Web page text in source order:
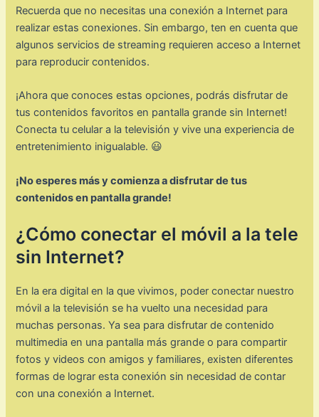
Recuerda que no necesitas una conexión a Internet para
realizar estas conexiones. Sin embargo, ten en cuenta que
algunos servicios de streaming requieren acceso a Internet
para reproducir contenidos.
¡Ahora que conoces estas opciones, podrás disfrutar de
tus contenidos favoritos en pantalla grande sin Internet!
Conecta tu celular a la televisión y vive una experiencia de
entretenimiento inigualable. 😃
¡No esperes más y comienza a disfrutar de tus
contenidos en pantalla grande!
¿Cómo conectar el móvil a la tele
sin Internet?
En la era digital en la que vivimos, poder conectar nuestro
móvil a la televisión se ha vuelto una necesidad para
muchas personas. Ya sea para disfrutar de contenido
multimedia en una pantalla más grande o para compartir
fotos y videos con amigos y familiares, existen diferentes
formas de lograr esta conexión sin necesidad de contar
con una conexión a Internet.